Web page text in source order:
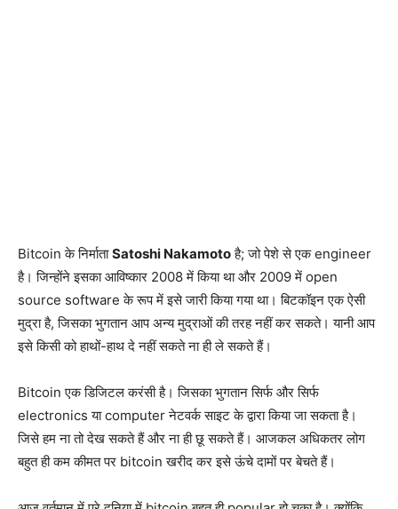
Bitcoin के निर्माताSatoshi Nakamotoहै; जो पेशे से एक engineer
है। जिन्होंने इसका आविष्कार 2008 में किया था और 2009 में open
source software के रूप में इसे जारी किया गया था। बिटकॉइन एक ऐसी
मुद्रा है, जिसका भुगतान आप अन्य मुद्राओं की तरह नहीं कर सकते। यानी आप
इसे किसी को हाथों-हाथ दे नहीं सकते ना ही ले सकते हैं।
Bitcoin एक डिजिटल करंसी है। जिसका भुगतान सिर्फ और सिर्फ
electronics या computer नेटवर्क साइट के द्वारा किया जा सकता है।
जिसे हम ना तो देख सकते हैं और ना ही छू सकते हैं। आजकल अधिकतर लोग
बहुत ही कम कीमत पर bitcoin खरीद कर इसे ऊंचे दामों पर बेचते हैं।